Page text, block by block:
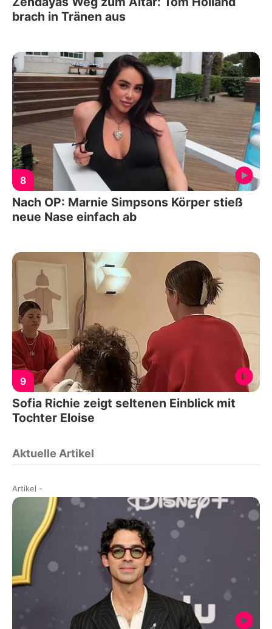
brach in Tränen aus
8
Nach OP: Marnie Simpsons Körper stieß
neue Nase einfach ab
9
Sofia Richie zeigt seltenen Einblick mit
Tochter Eloise
Aktuelle Artikel
Artikel -